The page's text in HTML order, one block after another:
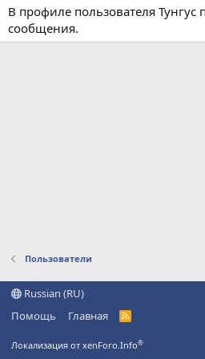
В профиле пользователя Тунгус
сообщения.
Пользователи
Russian (RU)
Помощь
Главная
R
Локализация от xenForo.Info®